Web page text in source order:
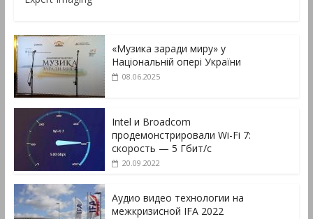
«Музика заради миру» у
Національній опері України
08.06.2025
Intel и Broadcom
продемонстрировали Wi-Fi 7:
скорость — 5 Гбит/с
20.09.2022
Аудио видео технологии на
межкризисной IFA 2022